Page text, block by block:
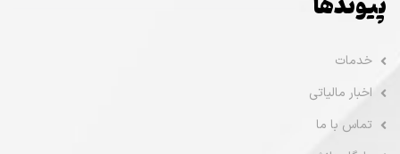
پیوندها
خدمات
اخبار مالیاتی
تماس با ما